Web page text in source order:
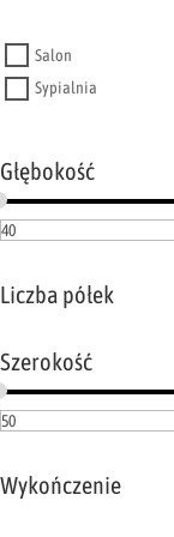
Salon
Sypialnia
Głębokość
Liczba półek
Szerokość
Wykończenie